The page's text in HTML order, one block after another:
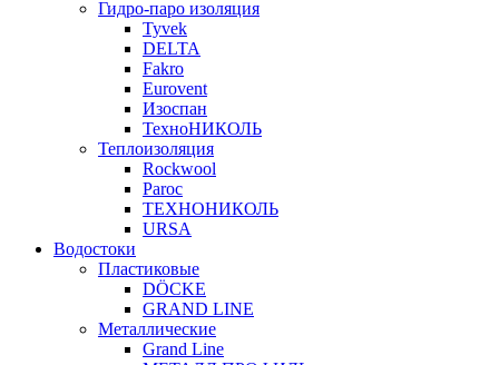
Гидро-паро изоляция
Tyvek
DELTA
Fakro
Eurovent
Изоспан
ТехноНИКОЛЬ
Теплоизоляция
Rockwool
Paroc
ТЕХНОНИКОЛЬ
URSA
Водостоки
Пластиковые
DÖCKE
GRAND LINE
Металлические
Grand Line